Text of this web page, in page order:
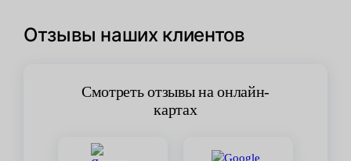
Отзывы наших клиентов
Смотреть отзывы на онлайн-
картах